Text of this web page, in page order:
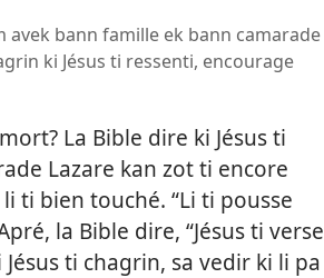
avek bann famille ek bann camarade
ki Jésus ti ressenti, encourage
La Bible dire ki Jésus ti
Lazare kan zot ti encore
ti bien touché. “Li ti pousse
la Bible dire, “Jésus ti verse
Jésus ti chagrin, sa vedir ki li pa